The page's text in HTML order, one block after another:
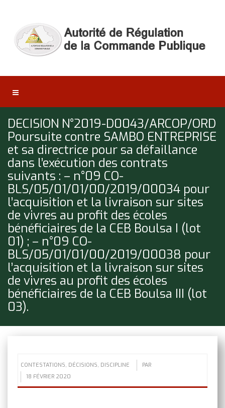
DECISION N°2019-D0043/ARCOP/ORD
Poursuite contre SAMBO ENTREPRISE
et sa directrice pour sa défaillance
dans l’exécution des contrats
suivants : – n°09 CO-
BLS/05/01/01/00/2019/00034 pour
l’acquisition et la livraison sur sites
de vivres au profit des écoles
bénéficiaires de la CEB Boulsa I (lot
01) ; – n°09 CO-
BLS/05/01/01/00/2019/00038 pour
l’acquisition et la livraison sur sites
de vivres au profit des écoles
bénéficiaires de la CEB Boulsa III (lot
03).
CONTESTATIONS, DÉCISIONS, DISCIPLINE
PAR
18 FÉVRIER 2020